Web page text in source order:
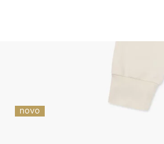
Slični proizvodi
novo